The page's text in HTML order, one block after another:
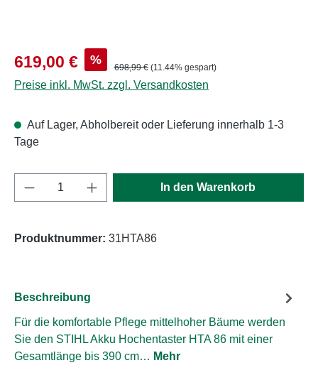
Verkaufspreis:
619,00 € % Regulärer Preis:
698,99 € (11.44% gespart)
Preise inkl. MwSt. zzgl. Versandkosten
Auf Lager, Abholbereit oder Lieferung innerhalb 1-3
Tage
Produkt Anzahl: Gib den gewünschten
In den Warenkorb
Produktnummer: 31HTA86
Beschreibung
Für die komfortable Pflege mittelhoher Bäume werden
Sie den STIHL Akku Hochentaster HTA 86 mit einer
Gesamtlänge bis 390 cm… Mehr